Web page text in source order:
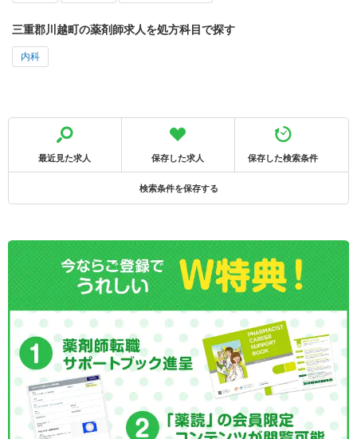
三重郡川越町の薬剤師求人を処方科目で探す
内科
最近見た求人 保存した求人 保存した検索条件
検索条件を保存する